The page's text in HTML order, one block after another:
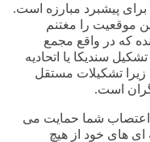
برای پیشبرد مبارزه است.
موقعیت را مغتنم
که در واقع مجمع
سندیکا یا اتحادیه
زیرا تشکیلات مستقل
است.
و اعتصاب شما حمایت می
های خود از هیچ